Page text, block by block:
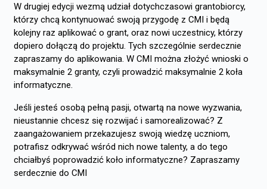
W drugiej edycji wezmą udział dotychczasowi grantobiorcy,
którzy chcą kontynuować swoją przygodę z CMI i będą
kolejny raz aplikować o grant, oraz nowi uczestnicy, którzy
dopiero dołączą do projektu. Tych szczególnie serdecznie
zapraszamy do aplikowania. W CMI można złożyć wnioski o
maksymalnie 2 granty, czyli prowadzić maksymalnie 2 koła
informatyczne.
Jeśli jesteś osobą pełną pasji, otwartą na nowe wyzwania,
nieustannie chcesz się rozwijać i samorealizować? Z
zaangażowaniem przekazujesz swoją wiedzę uczniom,
potrafisz odkrywać wśród nich nowe talenty, a do tego
chciałbyś poprowadzić koło informatyczne? Zapraszamy
serdecznie do CMI